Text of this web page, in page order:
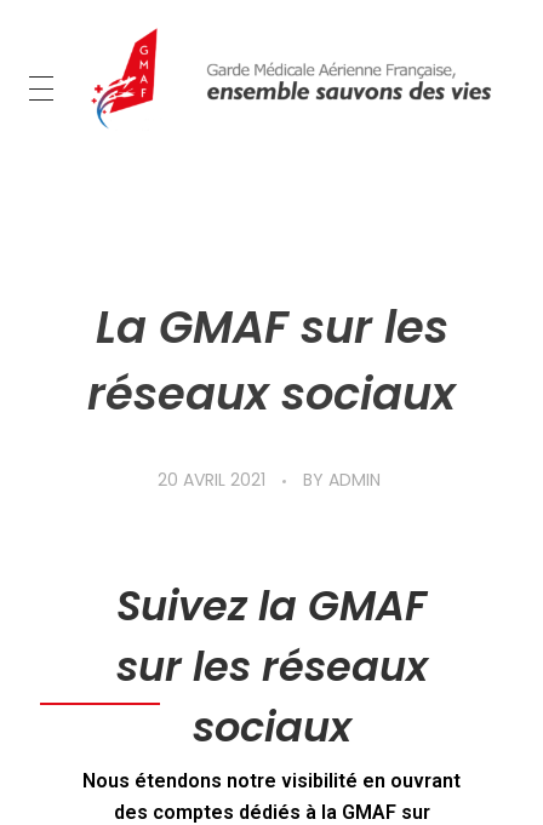
La GMAF sur les
réseaux sociaux
20 AVRIL 2021 BY ADMIN
Suivez la GMAF
sur les réseaux
sociaux
Nous étendons notre visibilité en ouvrant
des comptes dédiés à la GMAF sur